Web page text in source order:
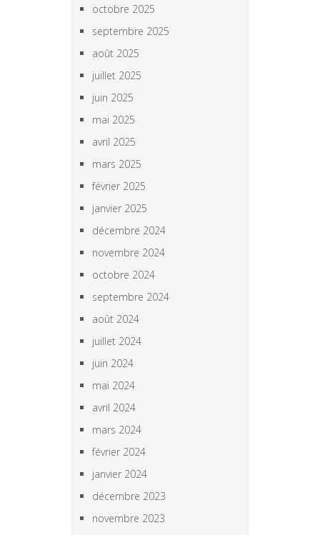
octobre 2025
septembre 2025
août 2025
juillet 2025
juin 2025
mai 2025
avril 2025
mars 2025
février 2025
janvier 2025
décembre 2024
novembre 2024
octobre 2024
septembre 2024
août 2024
juillet 2024
juin 2024
mai 2024
avril 2024
mars 2024
février 2024
janvier 2024
décembre 2023
novembre 2023